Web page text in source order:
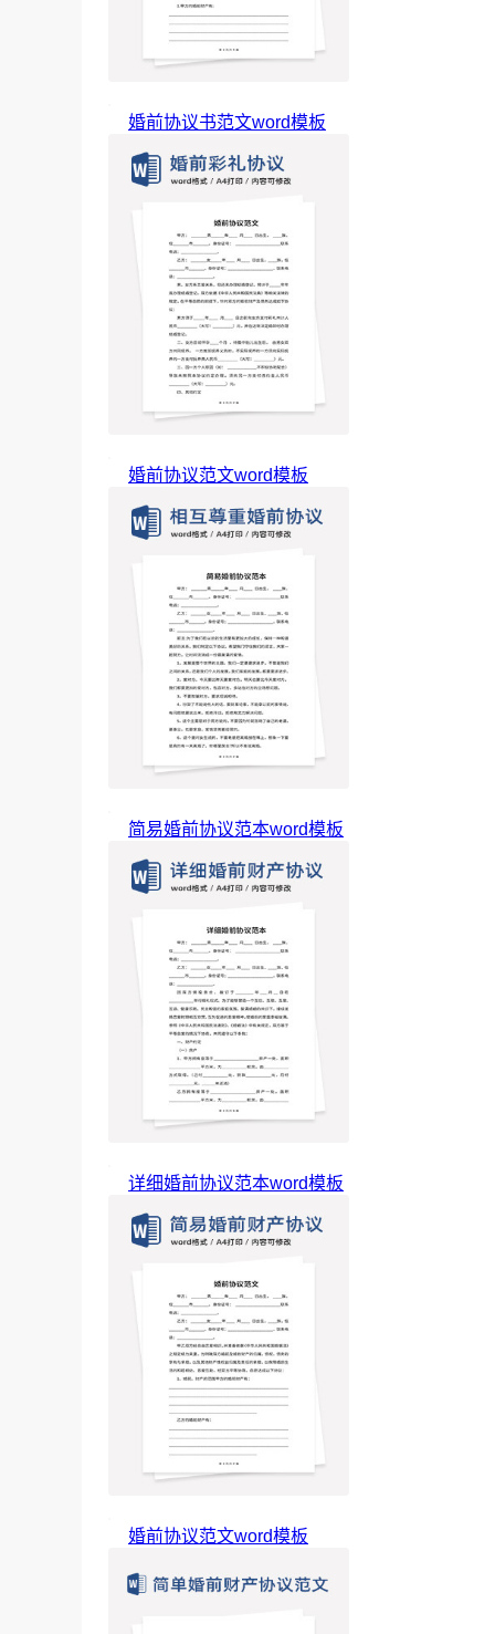
婚前协议书范文word模板
婚前协议范文word模板
简易婚前协议范本word模板
详细婚前协议范本word模板
婚前协议范文word模板